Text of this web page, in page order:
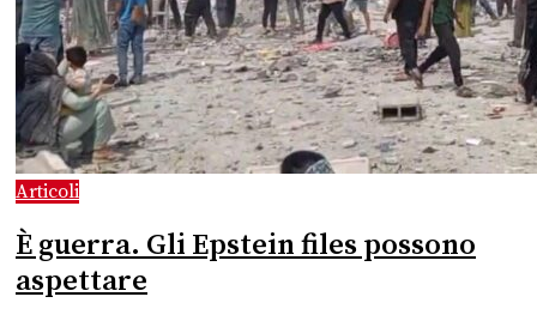
Articoli
È guerra. Gli Epstein files possono
aspettare